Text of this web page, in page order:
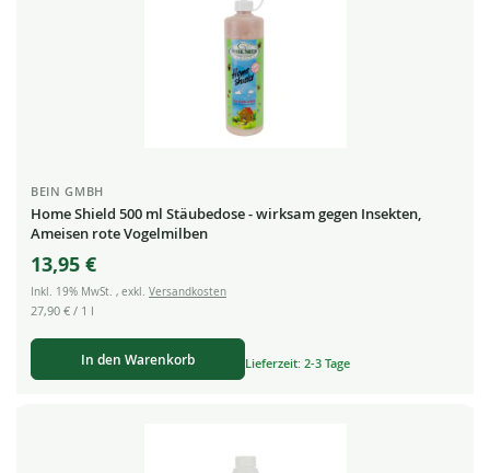
BEIN GMBH
Home Shield 500 ml Stäubedose - wirksam gegen Insekten,
Ameisen rote Vogelmilben
13,95 €
Inkl. 19% MwSt. , exkl. Versandkosten
27,90 € / 1 l
In den Warenkorb Lieferzeit: 2-3 Tage